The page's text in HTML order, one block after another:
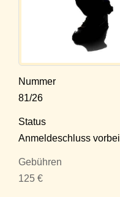
Nummer
81/26
Status
Anmeldeschluss vorbei
Gebühren
125 €